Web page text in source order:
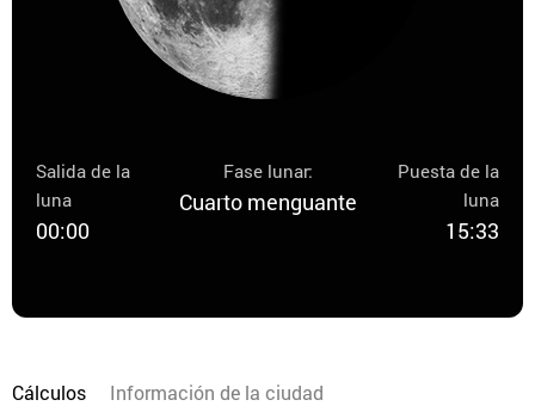
Salida de la
luna
00:00
Fase lunar:
Cuarto menguante
Puesta de la
luna
15:33
Cálculos Información de la ciudad